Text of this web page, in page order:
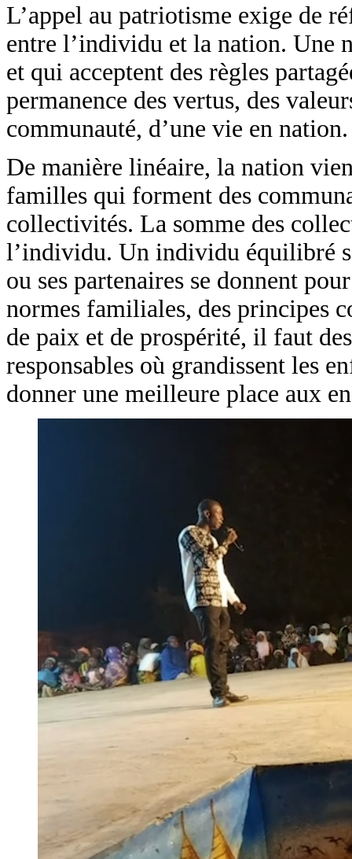
L’appel au patriotisme exige de
entre l’individu et la nation. Une
et qui acceptent des règles
permanence des vertus, des
communauté, d’une vie en nation.
De manière linéaire, la nation
familles qui forment des
collectivités. La somme des
l’individu. Un individu équilibré
ou ses partenaires se donnent
normes familiales, des principes
de paix et de prospérité, il faut
responsables où grandissent les
donner une meilleure place aux